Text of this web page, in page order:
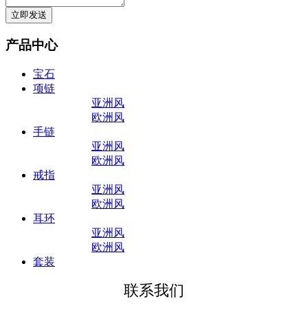
产品中心
宝石
项链
亚洲风
欧洲风
手链
亚洲风
欧洲风
戒指
亚洲风
欧洲风
耳环
亚洲风
欧洲风
套装
联系我们